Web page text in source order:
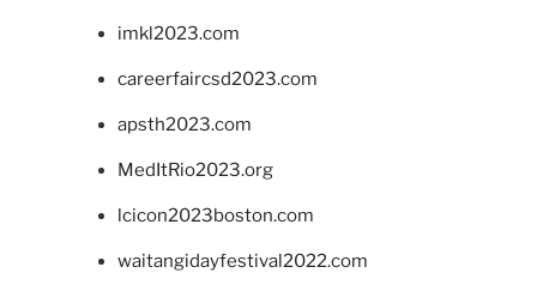
imkl2023.com
careerfaircsd2023.com
apsth2023.com
MedItRio2023.org
lcicon2023boston.com
waitangidayfestival2022.com